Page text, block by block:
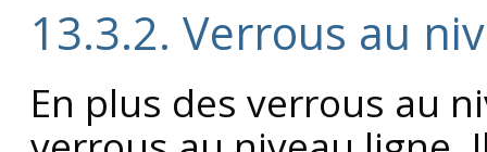
13.3.2. Verrous au
En plus des verrous au